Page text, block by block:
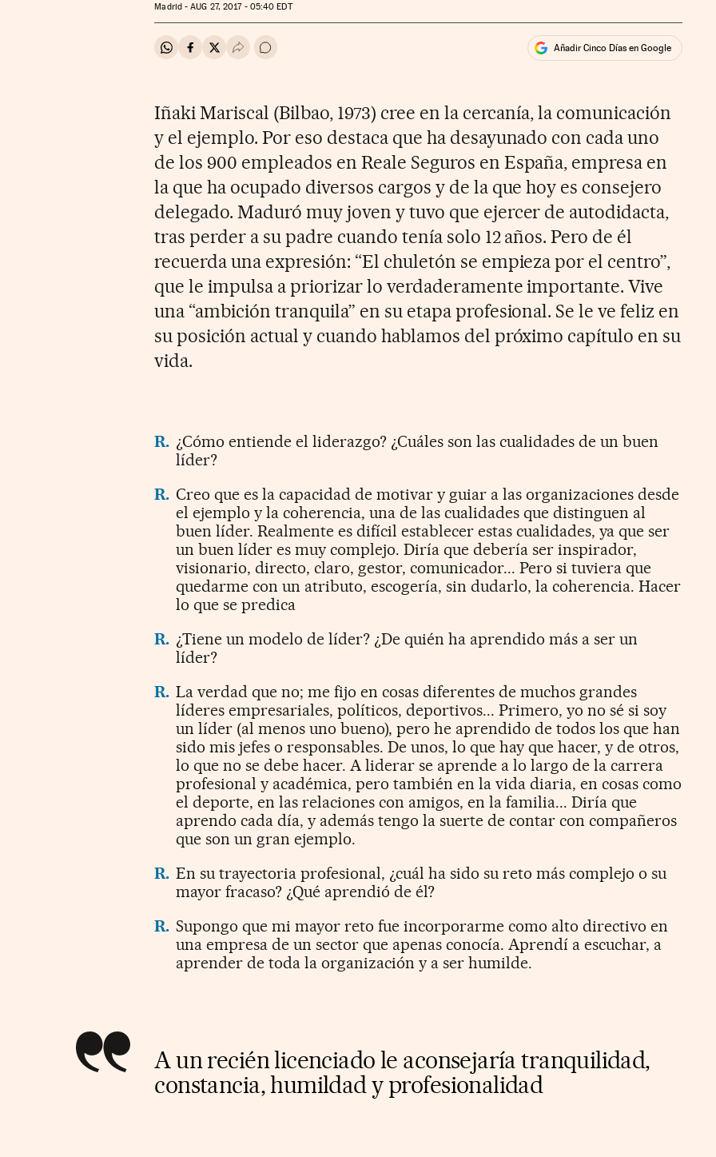
Madrid -AUG 27, 2017 - 05:40 EDT
Compartir en Whatsapp
Compartir en Facebook
Compartir en Twitter
Desplegar Redes Sociales
Ir a los comentarios Añadir Cinco Días en Google
Iñaki Mariscal (Bilbao, 1973) cree en la cercanía, la comunicación
y el ejemplo. Por eso destaca que ha desayunado con cada uno
de los 900 empleados en Reale Seguros en España, empresa en
la que ha ocupado diversos cargos y de la que hoy es consejero
delegado. Maduró muy joven y tuvo que ejercer de autodidacta,
tras perder a su padre cuando tenía solo 12 años. Pero de él
recuerda una expresión: “El chuletón se empieza por el centro”,
que le impulsa a priorizar lo verdaderamente importante. Vive
una “ambición tranquila” en su etapa profesional. Se le ve feliz en
su posición actual y cuando hablamos del próximo capítulo en su
vida.
R. ¿Cómo entiende el liderazgo? ¿Cuáles son las cualidades de un buen
líder?
R. Creo que es la capacidad de motivar y guiar a las organizaciones desde
el ejemplo y la coherencia, una de las cualidades que distinguen al
buen líder. Realmente es difícil establecer estas cualidades, ya que ser
un buen líder es muy complejo. Diría que debería ser inspirador,
visionario, directo, claro, gestor, comunicador... Pero si tuviera que
quedarme con un atributo, escogería, sin dudarlo, la coherencia. Hacer
lo que se predica
R. ¿Tiene un modelo de líder? ¿De quién ha aprendido más a ser un
líder?
R. La verdad que no; me fijo en cosas diferentes de muchos grandes
líderes empresariales, políticos, deportivos... Primero, yo no sé si soy
un líder (al menos uno bueno), pero he aprendido de todos los que han
sido mis jefes o responsables. De unos, lo que hay que hacer, y de otros,
lo que no se debe hacer. A liderar se aprende a lo largo de la carrera
profesional y académica, pero también en la vida diaria, en cosas como
el deporte, en las relaciones con amigos, en la familia... Diría que
aprendo cada día, y además tengo la suerte de contar con compañeros
que son un gran ejemplo.
R. En su trayectoria profesional, ¿cuál ha sido su reto más complejo o su
mayor fracaso? ¿Qué aprendió de él?
R. Supongo que mi mayor reto fue incorporarme como alto directivo en
una empresa de un sector que apenas conocía. Aprendí a escuchar, a
aprender de toda la organización y a ser humilde.
A un recién licenciado le aconsejaría tranquilidad,
constancia, humildad y profesionalidad